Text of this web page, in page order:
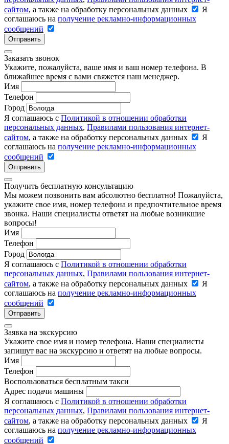
сайтом, а также на обработку персональных данных
Я
соглашаюсь на получение рекламно-информационных
сообщений
Отправить
Заказать звонок
Укажите, пожалуйста, ваше имя и ваш номер телефона. В
ближайшее время с вами свяжется наш менеджер.
Имя
Телефон
Город
Я соглашаюсь с Политикой в отношении обработки
персональных данных, Правилами пользования интернет-
сайтом, а также на обработку персональных данных
Я
соглашаюсь на получение рекламно-информационных
сообщений
Отправить
Получить бесплатную консультацию
Мы можем позвонить вам абсолютно бесплатно! Пожалуйста,
укажите свое имя, номер телефона и предпочтительное время
звонка. Наши специалисты ответят на любые возникшие
вопросы!
Имя
Телефон
Город
Я соглашаюсь с Политикой в отношении обработки
персональных данных, Правилами пользования интернет-
сайтом, а также на обработку персональных данных
Я
соглашаюсь на получение рекламно-информационных
сообщений
Отправить
Заявка на экскурсию
Укажите свое имя и номер телефона. Наши специалисты
запишут вас на экскурсию и ответят на любые вопросы.
Имя
Телефон
Воспользоваться бесплатным такси
Адрес подачи машины
Я соглашаюсь с Политикой в отношении обработки
персональных данных, Правилами пользования интернет-
сайтом, а также на обработку персональных данных
Я
соглашаюсь на получение рекламно-информационных
сообщений